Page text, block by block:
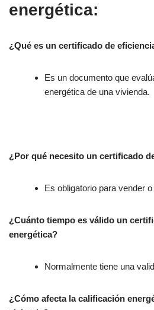
energética:
¿Qué es un certificado de
Es un documento que
energética de una vivienda.
¿Por qué necesito un certificado
Es obligatorio para vender
¿Cuánto tiempo es válido un
energética?
Normalmente tiene una
¿Cómo afecta la calificación